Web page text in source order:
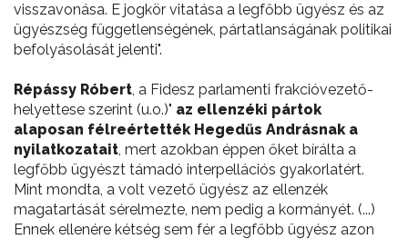
visszavonása. E jogkör vitatása a legfőbb ügyész és az
ügyészség függetlenségének, pártatlanságának politikai
befolyásolását jelenti".
Répássy Róbert, a Fidesz parlamenti frakcióvezető-
helyettese szerint (u.o.)" az ellenzéki pártok
alaposan félreértették Hegedűs Andrásnak a
nyilatkozatait, mert azokban éppen őket bírálta a
legfőbb ügyészt támadó interpellációs gyakorlatért.
Mint mondta, a volt vezető ügyész az ellenzék
magatartását sérelmezte, nem pedig a kormányét. (...)
Ennek ellenére kétség sem fér a legfőbb ügyész azon